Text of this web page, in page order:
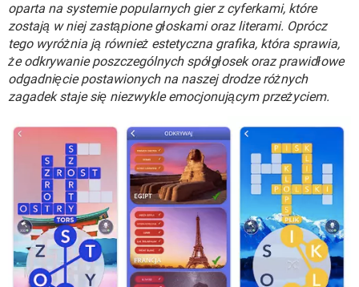
oparta na systemie popularnych gier z cyferkami, które
zostają w niej zastąpione głoskami oraz literami. Oprócz
tego wyróżnia ją również estetyczna grafika, która sprawia,
że odkrywanie poszczególnych spółgłosek oraz prawidłowe
odgadnięcie postawionych na naszej drodze różnych
zagadek staje się niezwykle emocjonującym przeżyciem.